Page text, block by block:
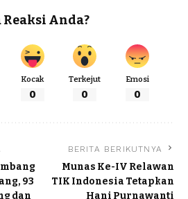
Reaksi Anda?
Kocak
0
Terkejut
0
Emosi
0
93
dan
BERITA BERIKUTNYA
Munas Ke-IV Relawan
TIK Indonesia Tetapkan
Hani Purnawanti